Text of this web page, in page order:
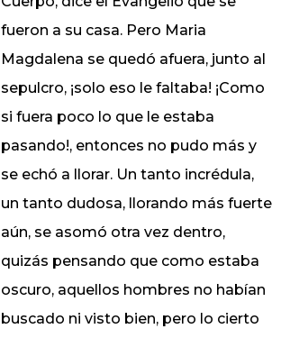
fueron a su casa. Pero Maria
Magdalena se quedó afuera, junto al
sepulcro, ¡solo eso le faltaba! ¡Como
si fuera poco lo que le estaba
pasando!, entonces no pudo más y
se echó a llorar. Un tanto incrédula,
un tanto dudosa, llorando más fuerte
aún, se asomó otra vez dentro,
quizás pensando que como estaba
oscuro, aquellos hombres no habían
buscado ni visto bien, pero lo cierto